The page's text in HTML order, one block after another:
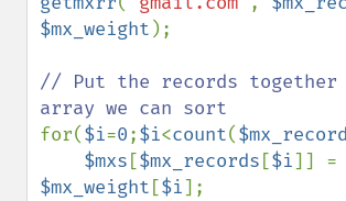
$mx_weight );
// Put the records
for($i=0;$i<count(
$mxs [$mx_records [$i
$mx_weight [$i];